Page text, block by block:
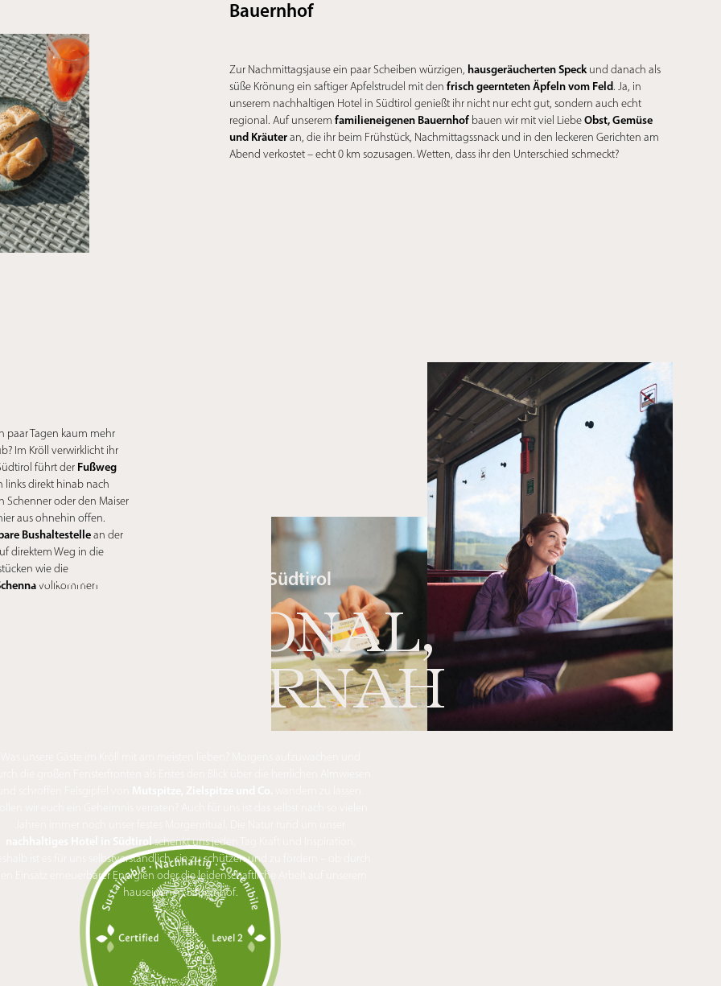
ist euer nachhaltiges Hotel in Südtirol
REGIONAL,
NATURNAH
schenkt uns jeden Tag Kraft und Inspiration.
ist es für uns selbstverständlich, sie zu schützen und zu fördern – ob durch
den Einsatz erneuerbarer Energien oder die leidenschaftliche Arbeit auf unserem
hauseigenen Bauernhof.
Bauernhof
Zur Nachmittagsjause ein paar Scheiben würzigen, hausgeräucherten Speckund danach als
süße Krönung ein saftiger Apfelstrudel mit denfrisch geernteten Äpfeln vom Feld. Ja, in
unserem nachhaltigen Hotel in Südtirol genießt ihr nicht nur echt gut, sondern auch echt
regional. Auf unseremfamilieneigenen Bauernhof bauen wir mit viel LiebeObst, Gemüse
und Kräuteran, die ihr beim Frühstück, Nachmittagssnack und in den leckeren Gerichten am
Abend verkostet – echt 0 km sozusagen. Wetten, dass ihr den Unterschied schmeckt?
paar Tagen kaum mehr
Im Kröll verwirklicht ihr
führt der Fußweg
links direkt hinab nach
Schenner oder den Maiser
aus ohnehin offen.
Bushaltestellean der
direktem Weg in die
wie die
vollkommen